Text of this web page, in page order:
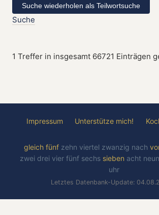
Suche
1 Treffer in insgesamt 66721 Einträgen
Impressum Unterstütze mich!
gleich fünf zehn viertel zwanzig nach
zwei drei vier fünf sechs sieben acht neun
uhr
Letztes Datenbank-Update: